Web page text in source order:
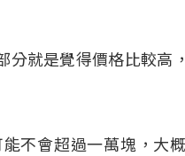
分就是覺得價格比較高
不會超過一萬塊，大